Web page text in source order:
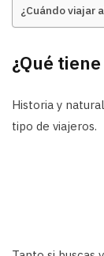
¿Cuándo viajar
¿Qué
Historia y
tipo de viajeros.